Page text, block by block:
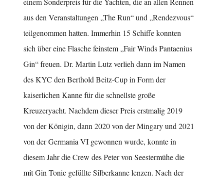
aus den Veranstaltungen „The Run“ und „Rendezvous“
teilgenommen hatten. Immerhin 15 Schiffe konnten
sich über eine Flasche feinstem „Fair Winds Pantaenius
Gin“ freuen. Dr. Martin Lutz verlieh dann im Namen
des KYC den Berthold Beitz-Cup in Form der
kaiserlichen Kanne für die schnellste große
Kreuzeryacht. Nachdem dieser Preis erstmalig 2019
von der Königin, dann 2020 von der Mingary und 2021
von der Germania VI gewonnen wurde, konnte in
diesem Jahr die Crew des Peter von Seestermühe die
mit Gin Tonic gefüllte Silberkanne lenzen. Nach der